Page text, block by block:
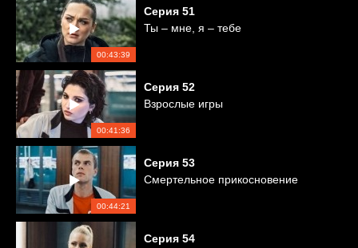
00:43:39
Серия 51
Ты – мне, я – тебе
00:41:36
Серия 52
Взрослые игры
00:44:21
Серия 53
Смертельное прикосновение
Серия 54